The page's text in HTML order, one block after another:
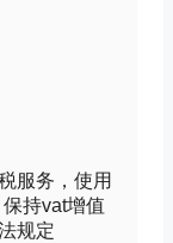
服务，使用
持vat增值
规定